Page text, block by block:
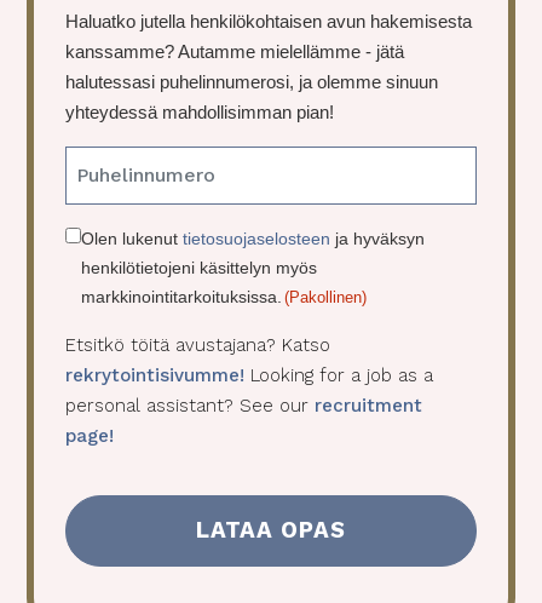
i
l
(
P
n
h
n
Haluatko jutella henkilökohtaisen avun hakemisesta
kanssamme? Autamme mielellämme - jätä
halutessasi puhelinnumerosi, ja olemme sinuun
yhteydessä mahdollisimman pian!
C
s
e
n
t
a
k
Olen lukenuttietosuojaselosteen ja hyväksyn
henkilötietojeni käsittelyn myös
markkinointitarkoituksissa. (Pakollinen)
Etsitkö töitä avustajana? Katso
rekrytointisivumme! Looking for a job as a
personal assistant? See our recruitment
page!